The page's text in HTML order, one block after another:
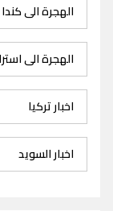
الهجرة الى كندا
الهجرة الى
اخبار تركيا
اخبار السويد